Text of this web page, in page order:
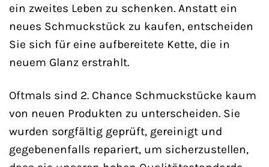
ein zweites Leben zu schenken. Anstatt ein
neues Schmuckstück zu kaufen, entscheiden
Sie sich für eine aufbereitete Kette, die in
neuem Glanz erstrahlt.
Oftmals sind 2. Chance Schmuckstücke kaum
von neuen Produkten zu unterscheiden. Sie
wurden sorgfältig geprüft, gereinigt und
gegebenenfalls repariert, um sicherzustellen,